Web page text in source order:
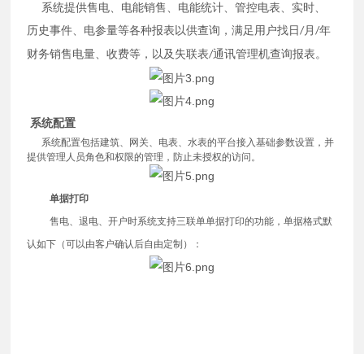
系统提供售电、电能销售、电能统计、管控电表、实时、
历史事件、电参量等各种报表以供查询，满足用户找日/月/年
财务销售电量、收费等，以及失联表/通讯管理机查询报表。
系统配置
系统配置包括建筑、网关、电表、水表的平台接入基础参数设置，并
提供管理人员角色和权限的管理，防止未授权的访问。
单据打印
售电、退电、开户时系统支持三联单单据打印的功能，单据格式默
认如下（可以由客户确认后自由定制）：